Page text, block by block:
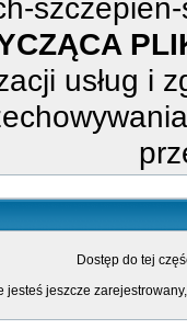
usług i
Dostęp do tej
jesteś jeszcze